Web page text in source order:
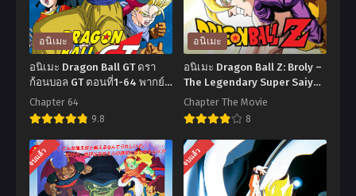
อนิเมะ
อนิเมะ Dragon Ball GT ดรา
ก้อนบอล GT ตอนที่1-64 พากย์
ไทย
Chapter 64
9.8
อ
นิ
เมะ
อนิเมะ
อนิเมะ Dragon Ball Z: Broly –
The Legendary Super Saiyan
(1993) ดราก้อนบอลแซด เดอะ
มูฟวี่ 08: ร้อนแรงสุดขั้ว ศึก
ระเบิดซุปเปอร์ไซย่า พากย์ไทย
Chapter The Movie
8
อ
นิ
เมะ
จบแล้ว จบแล้ว